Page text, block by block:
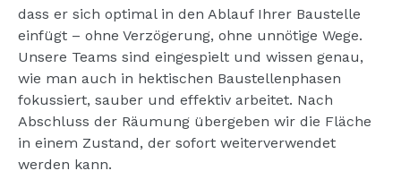
dass er sich optimal in den Ablauf Ihrer Baustelle
einfügt – ohne Verzögerung, ohne unnötige Wege.
Unsere Teams sind eingespielt und wissen genau,
wie man auch in hektischen Baustellenphasen
fokussiert, sauber und effektiv arbeitet. Nach
Abschluss der Räumung übergeben wir die Fläche
in einem Zustand, der sofort weiterverwendet
werden kann.